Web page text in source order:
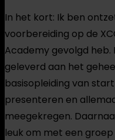
In het kort: Ik ben
voorbereiding op de
Academy gevolgd
geleverd aan het
basisopleiding van
presenteren en
meegekregen.
leuk om met een